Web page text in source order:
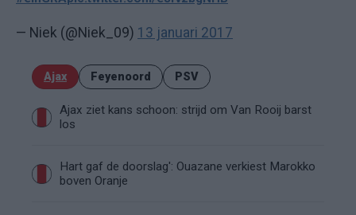
— Niek (@Niek_09) 13 januari 2017
Ajax Feyenoord PSV
Ajax ziet kans schoon: strijd om Van Rooij barst
los
Hart gaf de doorslag': Ouazane verkiest Marokko
boven Oranje